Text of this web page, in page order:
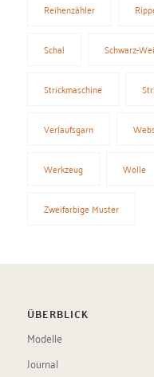
Reihenzähler
Schal Schwarz-
Strickmaschine
Verlaufsgarn
Werkzeug Wolle
Zweifarbige Muster
ÜBERBLICK
Modelle
Journal